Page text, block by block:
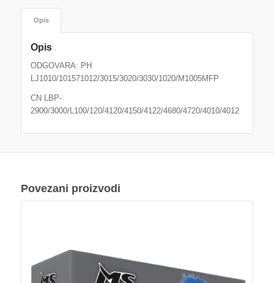
Opis
Opis
ODGOVARA: PH
LJ1010/101571012/3015/3020/3030/1020/M1005MFP
CN LBP-
2900/3000/L100/120/4120/4150/4122/4680/4720/4010/4012
Povezani proizvodi